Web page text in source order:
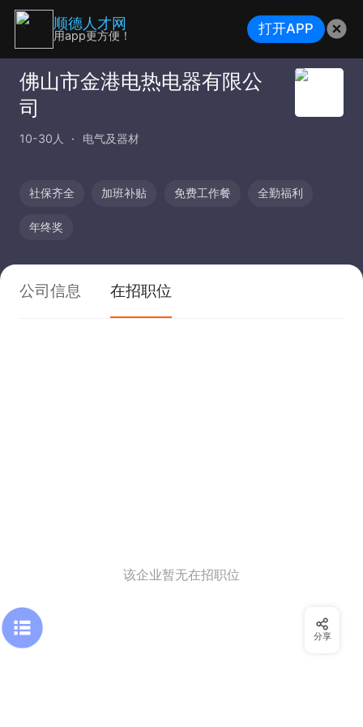
佛山市金港电热电器有限公
司
10-30人 电气及器材
社保齐全 加班补贴 免费工作餐 全勤福利
年终奖
公司信息 在招职位
该企业暂无在招职位
分享
顺德人才网
用app更方便！ 打开APP